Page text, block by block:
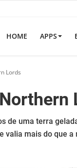
HOME APPS
Lords
de uma terra
valia mais do que a